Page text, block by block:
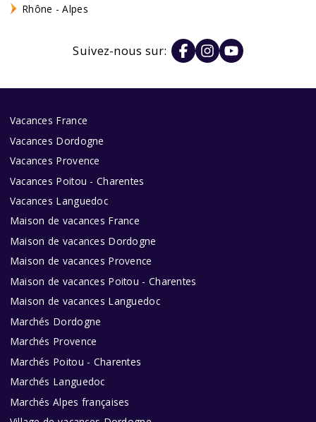
Rhône - Alpes
Suivez-nous sur:
Vacances France
Vacances Dordogne
Vacances Provence
Vacances Poitou - Charentes
Vacances Languedoc
Maison de vacances France
Maison de vacances Dordogne
Maison de vacances Provence
Maison de vacances Poitou - Charentes
Maison de vacances Languedoc
Marchés Dordogne
Marchés Provence
Marchés Poitou - Charentes
Marchés Languedoc
Marchés Alpes françaises